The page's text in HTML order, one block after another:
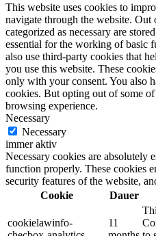
This website uses cookies to
navigate through the website. Out
categorized as necessary are
essential for the working of basic
also use third-party cookies that
you use this website. These
only with your consent. You also
cookies. But opting out of some
browsing experience.
Necessary
Necessary
immer aktiv
Necessary cookies are absolutely
function properly. These cookies
security features of the website,
Cookie
Dauer
cookielawinfo-
11